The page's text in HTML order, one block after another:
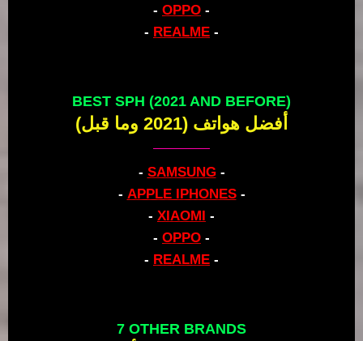
- OPPO -
- REALME -
BEST SPH (2021 AND BEFORE)
أفضل هواتف (2021 وما قبل)
- SAMSUNG-
- APPLE IPHONES-
- XIAOMI
-
- OPPO -
- REALME -
7 OTHER BRANDS